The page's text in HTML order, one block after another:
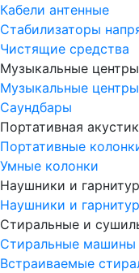
Кабели антенные
Стабилизаторы
Чистящие средства
Музыкальные
Музыкальные центры
Саундбары
Портативная
Портативные
Умные колонки
Наушники и
Наушники и
Стиральные и
Стиральные машины
Встраиваемые